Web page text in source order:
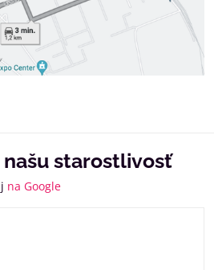
starostlivosť
na Google